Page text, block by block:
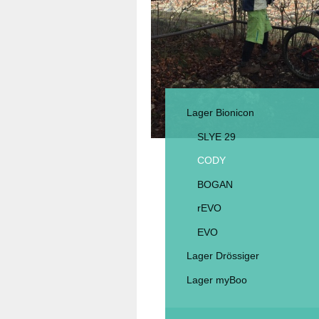
Lager Bionicon
SLYE 29
CODY
BOGAN
rEVO
EVO
Lager Drössiger
Lager myBoo